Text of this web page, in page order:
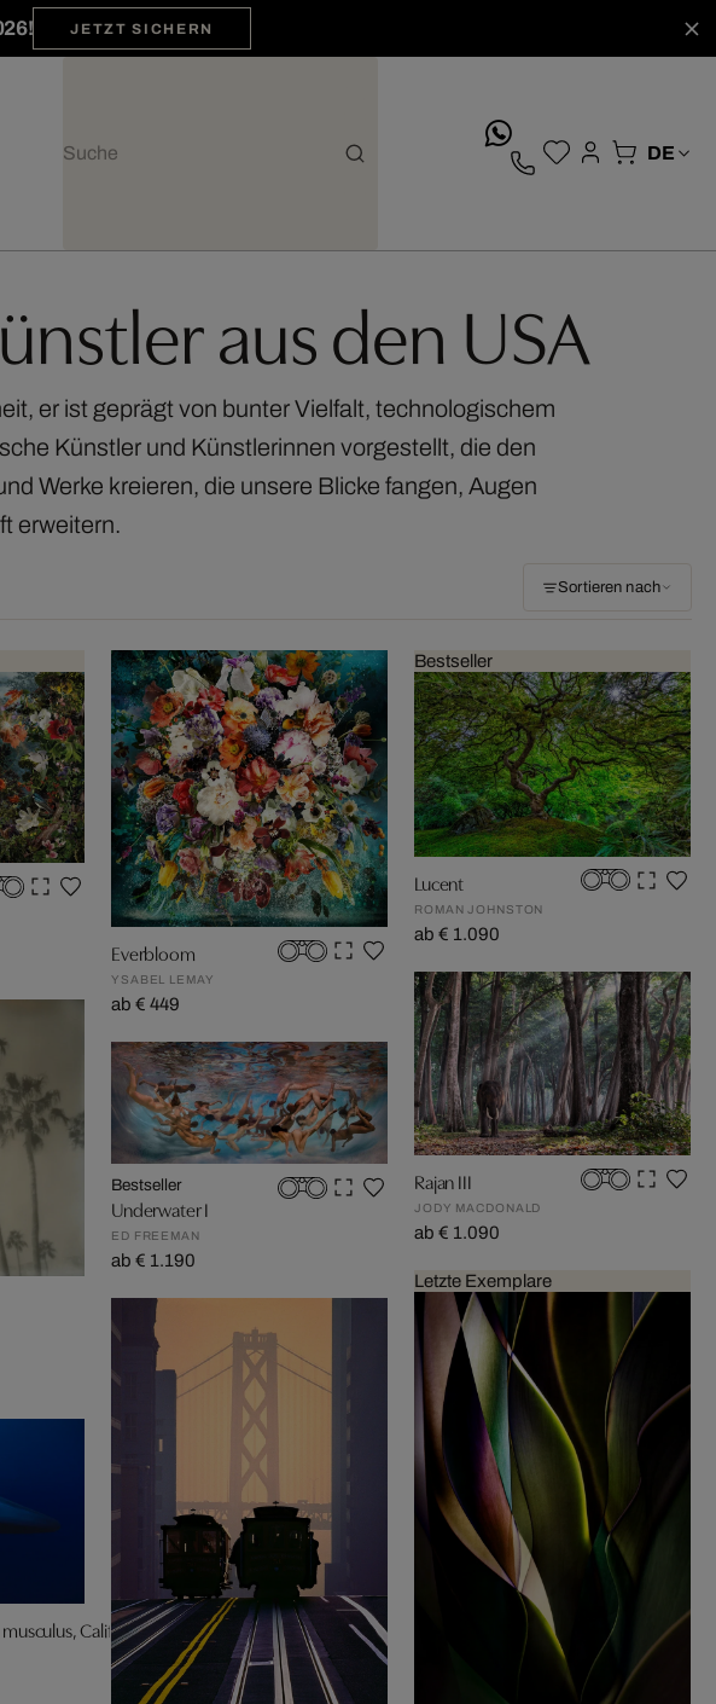
JETZT SICHERN
aus den USA
er ist geprägt von bunter Vielfalt, technologischem
Künstler und Künstlerinnen vorgestellt, die den
Werke kreieren, die unsere Blicke fangen, Augen
erweitern.
Sortieren nach
California
Everbloom
YSABEL LEMAY
ab € 449
Bestseller
Underwater I
ED FREEMAN
ab € 1.190
Bestseller
Lucent
ROMAN JOHNSTON
ab € 1.090
Rajan III
JODY MACDONALD
ab € 1.090
Letzte Exemplare